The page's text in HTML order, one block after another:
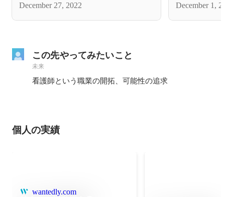
December 27, 2022 December 1,
この先やってみたいこと
未来
看護師という職業の開拓、可能性の追求
個人の実績
wantedly.com